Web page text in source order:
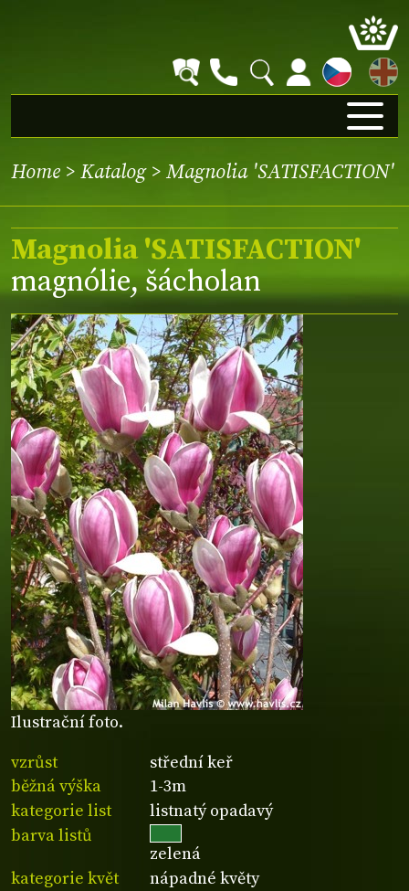
EN
Home > Katalog> Magnolia 'SATISFACTION'
Ilustrační foto.
Magnolia 'SATISFACTION'
magnólie, šácholan
vzrůst
střední keř
běžná výška
1-3m
kategorie list
listnatý opadavý
barva listů
zelená
kategorie květ
nápadné květy